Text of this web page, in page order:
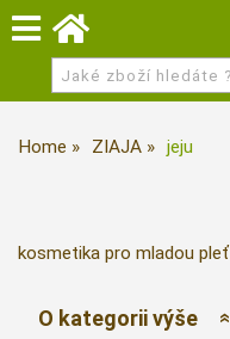
Home ZIAJA jeju
kosmetika pro mladou pleť
O kategorii výše